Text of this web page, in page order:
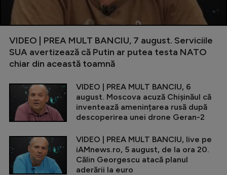
VIDEO | PREA MULT BANCIU, 7 august. Serviciile
SUA avertizează că Putin ar putea testa NATO
chiar din această toamnă
VIDEO | PREA MULT BANCIU, 6
august. Moscova acuză Chișinăul că
inventează amenințarea rusă după
descoperirea unei drone Geran-2
VIDEO | PREA MULT BANCIU, live pe
iAMnews.ro, 5 august, de la ora 20.
Călin Georgescu atacă planul
aderării la euro